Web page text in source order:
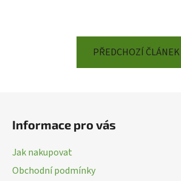
PŘEDCHOZÍ ČLÁNEK
Informace pro vás
Jak nakupovat
Obchodní podmínky